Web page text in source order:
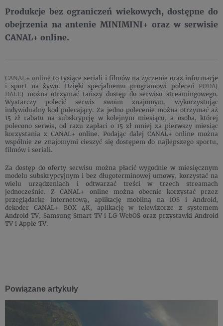
Produkcje bez ograniczeń wiekowych, dostępne do
obejrzenia na antenie MINIMINI+ oraz w serwisie
CANAL+ online.
CANAL+ online to tysiące seriali i filmów na życzenie oraz informacje
i sport na żywo. Dzięki specjalnemu programowi poleceń PODAJ
DALEJ można otrzymać tańszy dostęp do serwisu streamingowego.
Wystarczy polecić serwis swoim znajomym, wykorzystując
indywidualny kod polecający. Za jedno polecenie można otrzymać aż
15 zł rabatu na subskrypcję w kolejnym miesiącu, a osoba, której
polecono serwis, od razu zapłaci o 15 zł mniej za pierwszy miesiąc
korzystania z CANAL+ online. Podając dalej CANAL+ online można
wspólnie ze znajomymi cieszyć się dostępem do najlepszego sportu,
filmów i seriali.
Za dostęp do oferty serwisu można płacić wygodnie w miesięcznym
modelu subskrypcyjnym i bez długoterminowej umowy, korzystać na
wielu urządzeniach i odtwarzać treści w trzech streamach
jednocześnie. Z CANAL+ online można obecnie korzystać przez
przeglądarkę internetową, aplikację mobilną na iOS i Android,
dekoder CANAL+ BOX 4K, aplikację w telewizorze z systemem
Android TV, Samsung Smart TV i LG WebOS oraz przystawki Android
TV i Apple TV.
Powiązane artykuły